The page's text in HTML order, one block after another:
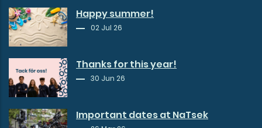
Happy summer!
02 Jul 26
Thanks for this year!
30 Jun 26
Important dates at NaTsek